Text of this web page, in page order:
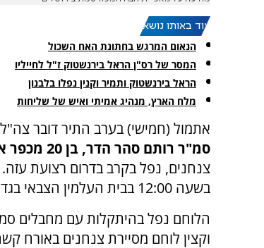
עוד באותו נושא:
הנאום המרגש בחתונת האח השכול
המסר של רס"ן הראל בירנשטוק ז"ל לחייליו
הראל בירנשטוק ותמיר וקנין נפלו בלבנון
מלח הארץ, מנהיג אמיתי ואיש של שליחות
אתמול (חמישי) בערב התיר דובר
סמ"ר רותם סהר הדר, בן 20 מכפר אביב
צנחנים, נפל בקרב בדרום רצועת עזה.
בשעה 12:00 בבית העלמין הצבאי בגדרות.
הלוחם נפל בהיתקלות עם מחבלים
וקצין לוחם מסיירת צנחנים באורח